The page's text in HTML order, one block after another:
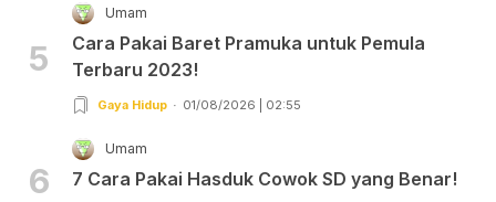
5
Umam
Cara Pakai Baret Pramuka untuk Pemula
Terbaru 2023!
Gaya Hidup 01/08/2026 | 02:55
6
Umam
7 Cara Pakai Hasduk Cowok SD yang Benar!